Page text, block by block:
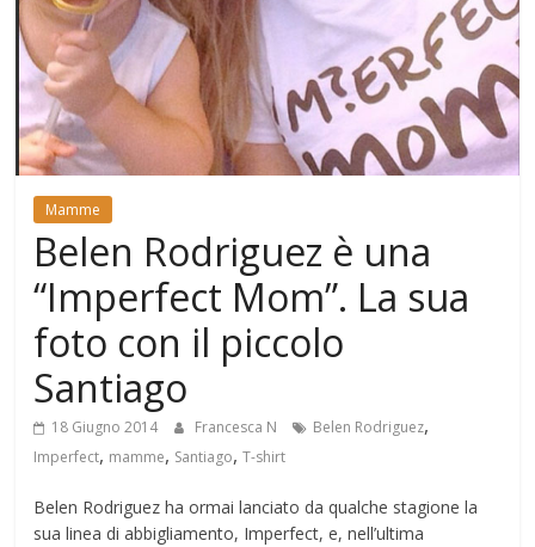
Mondo
Mamme
Belen Rodriguez è una
“Imperfect Mom”. La sua
foto con il piccolo
Santiago
18 Giugno 2014 Francesca N Belen Rodriguez,
Imperfect, mamme, Santiago,T-shirt
Belen Rodriguez ha ormai lanciato da qualche stagione la
sua linea di abbigliamento, Imperfect, e, nell’ultima